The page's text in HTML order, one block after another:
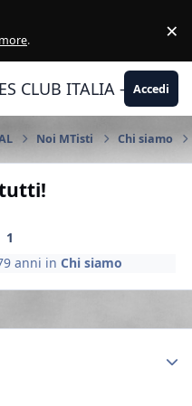
. ×
CLUB ITALIA -Accedi
Noi MTisti Chi siamo
tutti!
1
9 anni inChi siamo